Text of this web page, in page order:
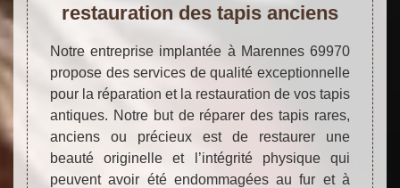
restauration des tapis anciens
Notre entreprise implantée à Marennes 69970
propose des services de qualité exceptionnelle
pour la réparation et la restauration de vos tapis
antiques. Notre but de réparer des tapis rares,
anciens ou précieux est de restaurer une
beauté originelle et l’intégrité physique qui
peuvent avoir été endommagées au fur et à